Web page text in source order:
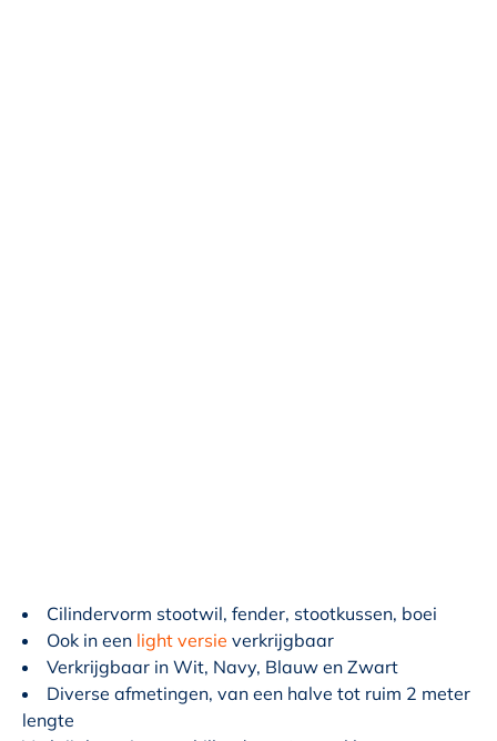
Cilindervorm stootwil, fender, stootkussen, boei
Ook in een light versie verkrijgbaar
Verkrijgbaar in Wit, Navy, Blauw en Zwart
Diverse afmetingen, van een halve tot ruim 2 meter
lengte